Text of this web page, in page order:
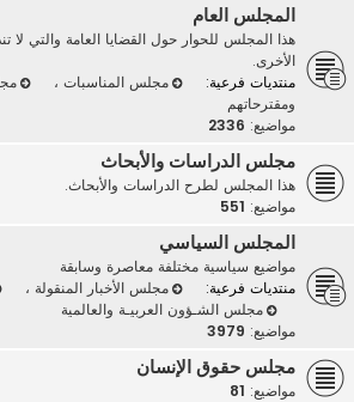
المجلس العام
هذا المجلس للحوار حول القضايا العامة والتي
الأخرى.
منتديات فرعية:
مجلس المناسبات ،
ومقترحاتهم
مواضيع: 2336
مجلس الدراسات والأبحاث
هذا المجلس لطرح الدراسات والأبحاث.
مواضيع: 551
المجلس السياسي
مواضيع سياسية مختلفة معاصرة وسابقة
منتديات فرعية:
مجلس الأخبار المنقولة ،
مجلس الشـؤون العربيـة والعالمية
مواضيع: 3979
مجلس حقوق الإنسان
مواضيع: 81